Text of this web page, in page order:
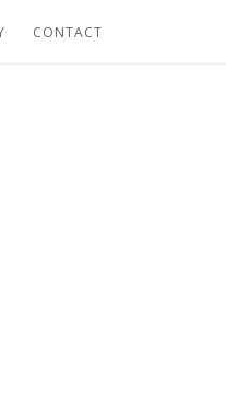
CONTACT